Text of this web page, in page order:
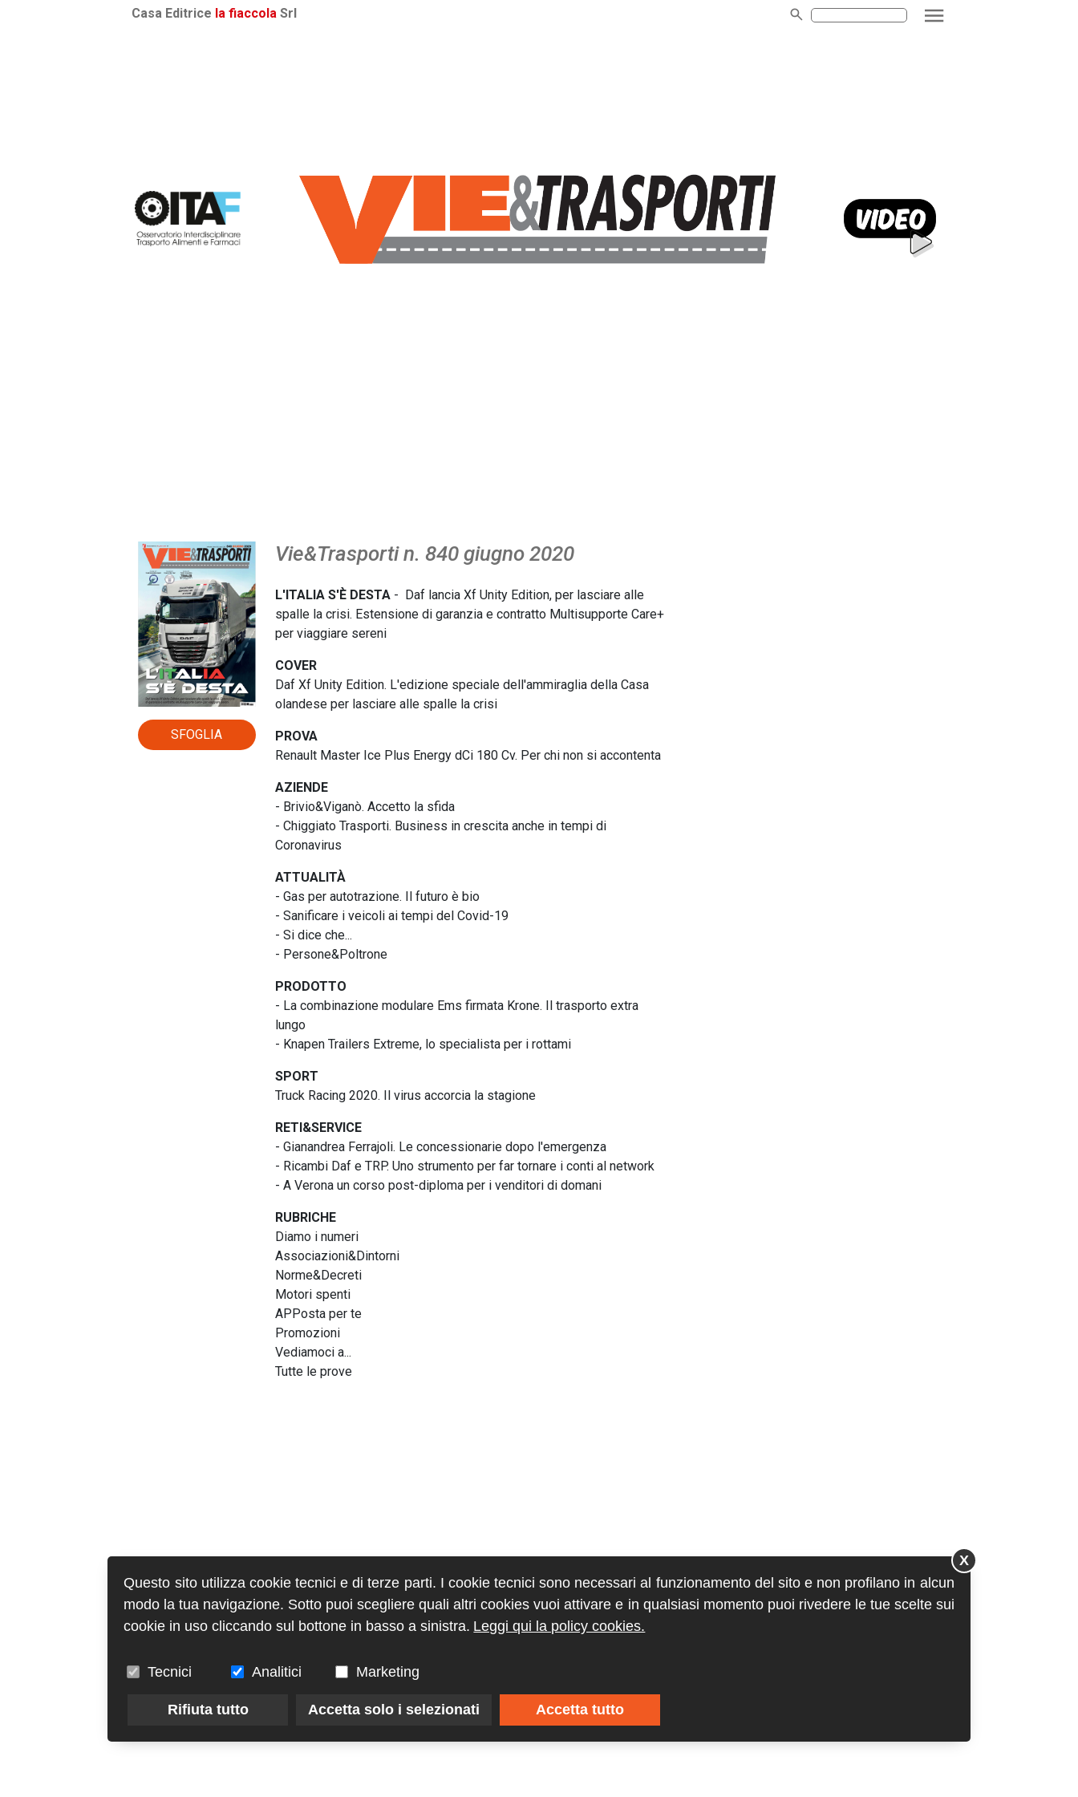
Casa Editrice la fiaccola Srl
SFOGLIA
Vie&Trasporti n. 840 giugno 2020
L'ITALIA S'È DESTA - Daf lancia Xf Unity Edition, per lasciare alle
spalle la crisi. Estensione di garanzia e contratto Multisupporte Care+
per viaggiare sereni
COVER
Daf Xf Unity Edition. L'edizione speciale dell'ammiraglia della Casa
olandese per lasciare alle spalle la crisi
PROVA
Renault Master Ice Plus Energy dCi 180 Cv. Per chi non si accontenta
AZIENDE
- Brivio&Viganò. Accetto la sfida
- Chiggiato Trasporti. Business in crescita anche in tempi di
Coronavirus
ATTUALITÀ
- Gas per autotrazione. Il futuro è bio
- Sanificare i veicoli ai tempi del Covid-19
- Si dice che...
- Persone&Poltrone
PRODOTTO
- La combinazione modulare Ems firmata Krone. Il trasporto extra
lungo
- Knapen Trailers Extreme, lo specialista per i rottami
SPORT
Truck Racing 2020. Il virus accorcia la stagione
RETI&SERVICE
- Gianandrea Ferrajoli. Le concessionarie dopo l'emergenza
- Ricambi Daf e TRP. Uno strumento per far tornare i conti al network
- A Verona un corso post-diploma per i venditori di domani
RUBRICHE
Diamo i numeri
Associazioni&Dintorni
Norme&Decreti
Motori spenti
APPosta per te
Promozioni
Vediamoci a...
Tutte le prove
Questo sito utilizza cookie tecnici e di terze parti. I cookie tecnici sono necessari al funzionamento del sito e non profilano in alcun
modo la tua navigazione. Sotto puoi scegliere quali altri cookies vuoi attivare e in qualsiasi momento puoi rivedere le tue scelte sui
cookie in uso cliccando sul bottone in basso a sinistra. Leggi qui la policy cookies.
Tecnici Analitici Marketing
Rifiuta tutto Accetta solo i selezionati Accetta tutto
X